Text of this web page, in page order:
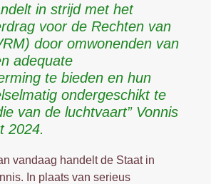
in strijd met het
voor de Rechten van
door omwonenden van
adequate
te bieden en hun
ondergeschikt te
van de luchtvaart” Vonnis
2024.
vandaag handelt de Staat in
In plaats van serieus